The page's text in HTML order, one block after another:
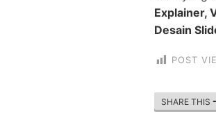
Explainer,
Desain
POST
SHARE THIS